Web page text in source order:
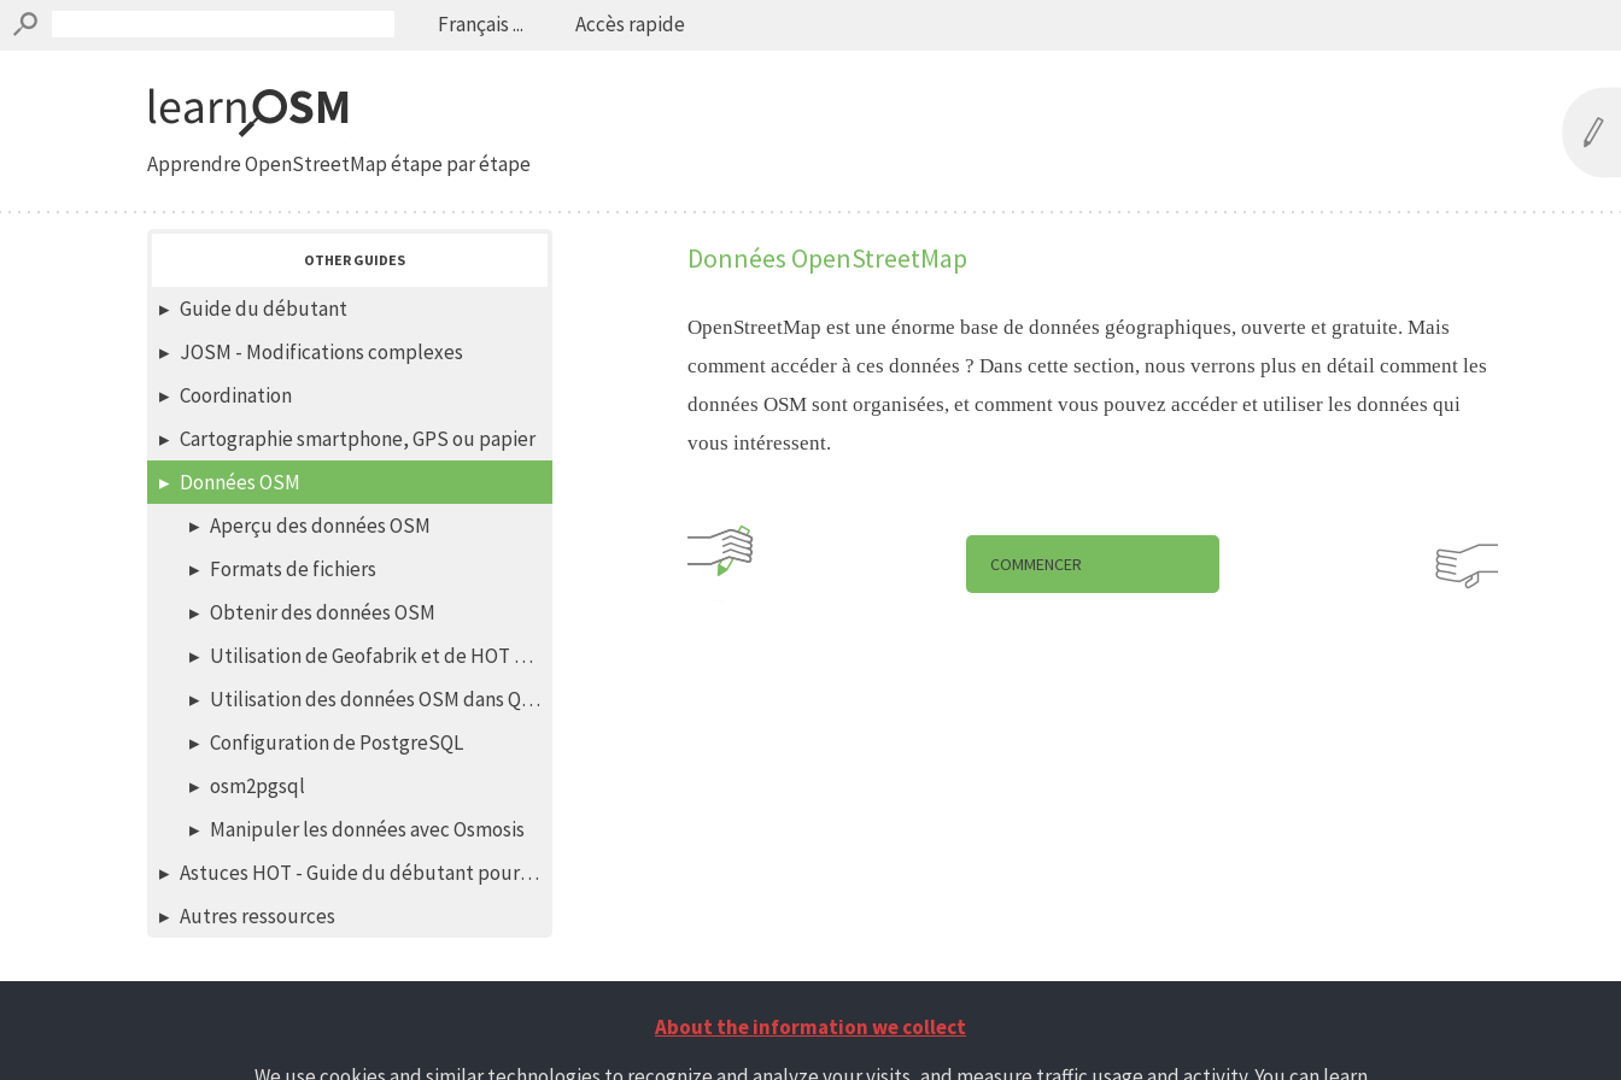
Français ... Accès rapide
Apprendre OpenStreetMap étape par étape
OTHER GUIDES
Guide du débutant
JOSM - Modifications complexes
Coordination
Cartographie smartphone, GPS ou papier
Données OSM
Aperçu des données OSM
Formats de fichiers
Obtenir des données OSM
Utilisation de Geofabrik et de HOT Export
Utilisation des données OSM dans QGIS
Configuration de PostgreSQL
osm2pgsql
Manipuler les données avec Osmosis
Astuces HOT - Guide du débutant pour les nouveaux mappers - éditeur iD
Autres ressources
Données OpenStreetMap
OpenStreetMap est une énorme base de données géographiques, ouverte et gratuite. Mais
comment accéder à ces données ? Dans cette section, nous verrons plus en détail comment les
données OSM sont organisées, et comment vous pouvez accéder et utiliser les données qui
vous intéressent.
COMMENCER
About the information we collect